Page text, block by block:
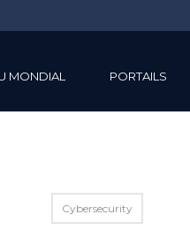
MONDIAL PORTAILS
Cybersecurity